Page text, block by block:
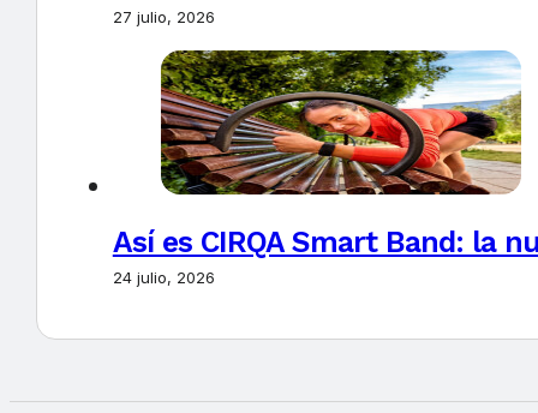
27 julio, 2026
Así es CIRQA Smart Band: la
24 julio, 2026